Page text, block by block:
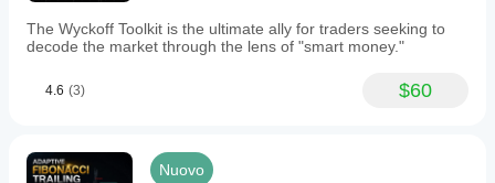
The Wyckoff Toolkit is the ultimate ally for traders seeking to
decode the market through the lens of "smart money."
4.6 (3) $60
Nuovo